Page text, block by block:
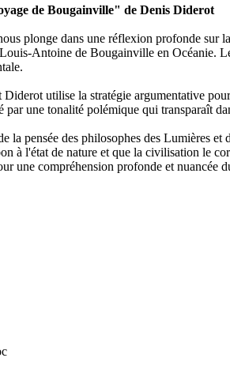
de Bougainville" de Denis Diderot
plonge dans une réflexion profonde sur
Antoine de Bougainville en
utilise la stratégie argumentative
une tonalité polémique qui transparaît
la pensée des philosophes des Lumières
à l'état de nature et que la civilisation le
une compréhension profonde et